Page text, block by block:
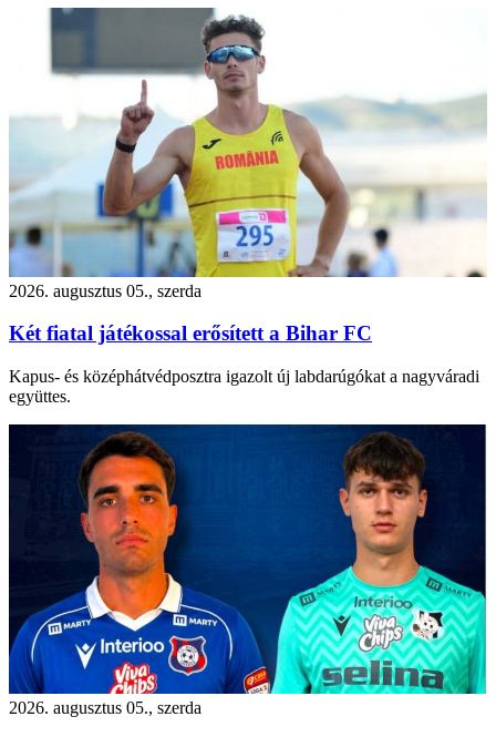
2026. augusztus 05., szerda
Két fiatal játékossal erősített a Bihar FC
Kapus- és középhátvédposztra igazolt új labdarúgókat a nagyváradi
együttes.
2026. augusztus 05., szerda